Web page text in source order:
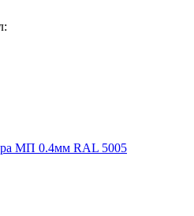
МП 0.4мм RAL 5005